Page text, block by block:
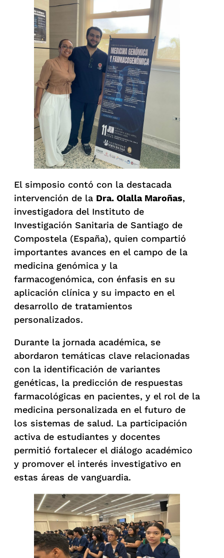
El simposio contó con la destacada
intervención de la Dra. Olalla Maroñas,
investigadora del Instituto de
Investigación Sanitaria de Santiago de
Compostela (España), quien compartió
importantes avances en el campo de la
medicina genómica y la
farmacogenómica, con énfasis en su
aplicación clínica y su impacto en el
desarrollo de tratamientos
personalizados.
Durante la jornada académica, se
abordaron temáticas clave relacionadas
con la identificación de variantes
genéticas, la predicción de respuestas
farmacológicas en pacientes, y el rol de la
medicina personalizada en el futuro de
los sistemas de salud. La participación
activa de estudiantes y docentes
permitió fortalecer el diálogo académico
y promover el interés investigativo en
estas áreas de vanguardia.